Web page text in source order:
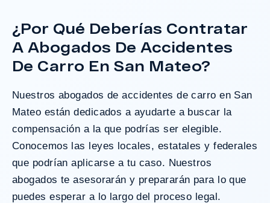
¿Tengo Un Caso?
¿Por Qué Deberías Contratar
A Abogados De Accidentes
De Carro En San Mateo?
Nuestros abogados de accidentes de carro en San
Mateo están dedicados a ayudarte a buscar la
compensación a la que podrías ser elegible.
Conocemos las leyes locales, estatales y federales
que podrían aplicarse a tu caso. Nuestros
abogados te asesorarán y prepararán para lo que
puedes esperar a lo largo del proceso legal.